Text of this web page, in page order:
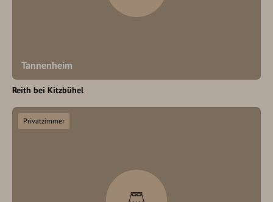
Tannenheim
Reith bei Kitzbühel
Privatzimmer